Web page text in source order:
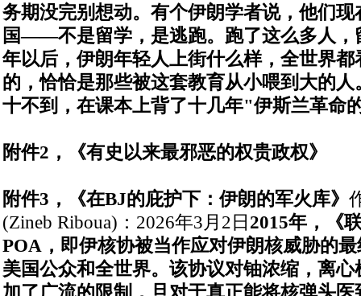
务期没完别想动。 有个伊朗学者说，他们现
国——不是留学，是逃跑。 跑了这么多人
年以后，伊朗年轻人上街什么样，全世界都
的，恰恰是那些被这套教育从小喂到大的
十不到，在课本上背了十几年"伊斯兰革命
附件2 ，《有史以来最邪恶的权贵政权》
附件3 ，《在BJ的庇护下：伊朗的军火库》
(Zineb Riboua) ： 2026年3月 2日2015年，《
POA ，即伊核协被当作应对伊朗核威胁的
美国公众和全世界。该协议对铀浓缩，离